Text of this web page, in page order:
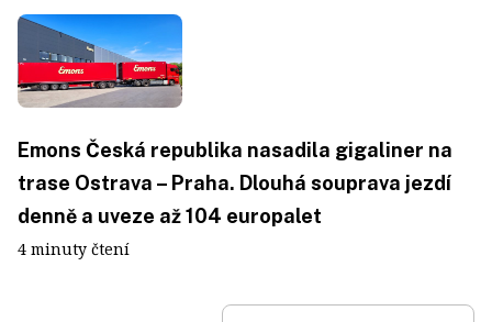
Emons Česká republika nasadila gigaliner na
trase Ostrava – Praha. Dlouhá souprava jezdí
denně a uveze až 104 europalet
4 minuty čtení